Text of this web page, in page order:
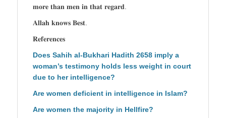
𝐦𝐨𝐫𝐞 𝐭𝐡𝐚𝐧 𝐦𝐞𝐧 𝐢𝐧 𝐭𝐡𝐚𝐭 𝐫𝐞𝐠𝐚𝐫𝐝.
𝐀𝐥𝐥𝐚𝐡 𝐤𝐧𝐨𝐰𝐬 𝐁𝐞𝐬𝐭.
𝐑𝐞𝐟𝐞𝐫𝐞𝐧𝐜𝐞𝐬
Does Sahih al-Bukhari Hadith 2658 imply a
woman’s testimony holds less weight in court
due to her intelligence?
Are women deficient in intelligence in Islam?
Are women the majority in Hellfire?